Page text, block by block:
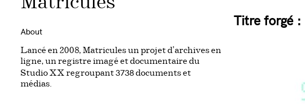
About
Lancé en 2008, Matricules un projet d’archives en
ligne, un registre imagé et documentaire du
Studio XX regroupant3738documents et
médias.
Titre forgé :